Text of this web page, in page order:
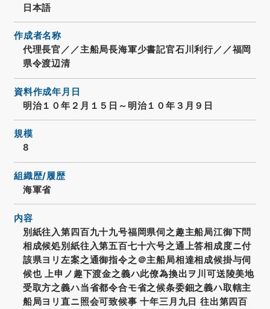
日本語
作成者名称
代理長官／／主船局長海軍少書記官石川利行／／福岡
県令渡辺清
資料作成年月日
明治１０年２月１５日～明治１０年３月９日
規模
8
組織歴/履歴
海軍省
内容
別紙往入第四百九十九号福岡県伺之趣主船局江御下問
相成候処別紙往入第五百七十六号之通上答相成度ニ付
該県ヨリ左案之通御指令之＠主船局相達相成候掛与伺
候也 上申ノ趣下渡金之義ハ此僚為換出ヲ川可送陵美地
受取方之義ハ当省都令合モ省之候条委鈿之義ハ取轄主
船局ヨリ直ニ照会可致候事 十年三月九日 往出第四百